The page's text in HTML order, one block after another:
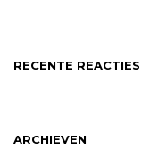
RECENTE REACTIES
ARCHIEVEN